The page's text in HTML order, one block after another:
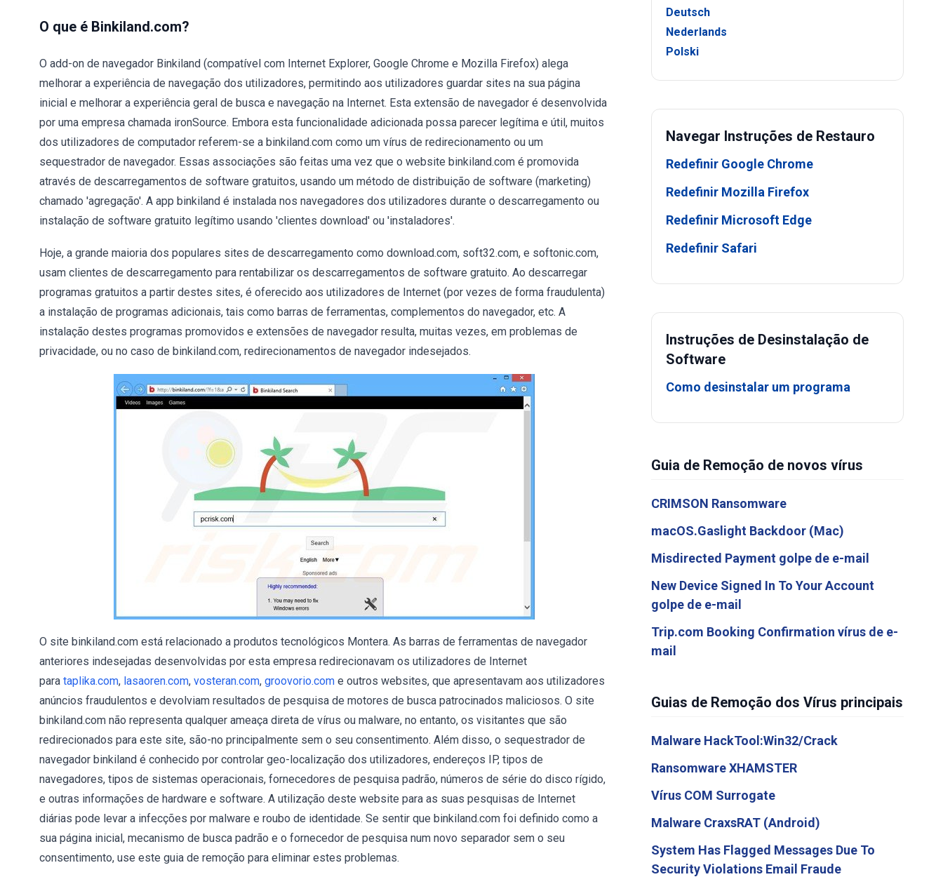
O que é Binkiland.com?
O add-on de navegador Binkiland (compatível com Internet Explorer, Google Chrome e Mozilla Firefox) alega
melhorar a experiência de navegação dos utilizadores, permitindo aos utilizadores guardar sites na sua página
inicial e melhorar a experiência geral de busca e navegação na Internet. Esta extensão de navegador é desenvolvida
por uma empresa chamada ironSource. Embora esta funcionalidade adicionada possa parecer legítima e útil, muitos
dos utilizadores de computador referem-se a binkiland.com como um vírus de redirecionamento ou um
sequestrador de navegador. Essas associações são feitas uma vez que o website binkiland.com é promovida
através de descarregamentos de software gratuitos, usando um método de distribuição de software (marketing)
chamado 'agregação'. A app binkiland é instalada nos navegadores dos utilizadores durante o descarregamento ou
instalação de software gratuito legítimo usando 'clientes download' ou 'instaladores'.
Hoje, a grande maioria dos populares sites de descarregamento como download.com, soft32.com, e softonic.com,
usam clientes de descarregamento para rentabilizar os descarregamentos de software gratuito. Ao descarregar
programas gratuitos a partir destes sites, é oferecido aos utilizadores de Internet (por vezes de forma fraudulenta)
a instalação de programas adicionais, tais como barras de ferramentas, complementos do navegador, etc. A
instalação destes programas promovidos e extensões de navegador resulta, muitas vezes, em problemas de
privacidade, ou no caso de binkiland.com, redirecionamentos de navegador indesejados.
O site binkiland.com está relacionado a produtos tecnológicos Montera. As barras de ferramentas de navegador
anteriores indesejadas desenvolvidas por esta empresa redirecionavam os utilizadores de Internet
para taplika.com, lasaoren.com, vosteran.com, groovorio.com e outros websites, que apresentavam aos utilizadores
anúncios fraudulentos e devolviam resultados de pesquisa de motores de busca patrocinados maliciosos. O site
binkiland.com não representa qualquer ameaça direta de vírus ou malware, no entanto, os visitantes que são
redirecionados para este site, são-no principalmente sem o seu consentimento. Além disso, o sequestrador de
navegador binkiland é conhecido por controlar geo-localização dos utilizadores, endereços IP, tipos de
navegadores, tipos de sistemas operacionais, fornecedores de pesquisa padrão, números de série do disco rígido,
e outras informações de hardware e software. A utilização deste website para as suas pesquisas de Internet
diárias pode levar a infecções por malware e roubo de identidade. Se sentir que binkiland.com foi definido como a
sua página inicial, mecanismo de busca padrão e o fornecedor de pesquisa num novo separador sem o seu
consentimento, use este guia de remoção para eliminar estes problemas.
Deutsch
Nederlands
Polski
Navegar Instruções de Restauro
Redefinir Google Chrome
Redefinir Mozilla Firefox
Redefinir Microsoft Edge
Redefinir Safari
Instruções de Desinstalação de
Software
Como desinstalar um programa
Guia de Remoção de novos vírus
CRIMSON Ransomware
macOS.Gaslight Backdoor (Mac)
Misdirected Payment golpe de e-mail
New Device Signed In To Your Account
golpe de e-mail
Trip.com Booking Confirmation vírus de e-
mail
Guias de Remoção dos Vírus principais
Malware HackTool:Win32/Crack
Ransomware XHAMSTER
Vírus COM Surrogate
Malware CraxsRAT (Android)
System Has Flagged Messages Due To
Security Violations Email Fraude